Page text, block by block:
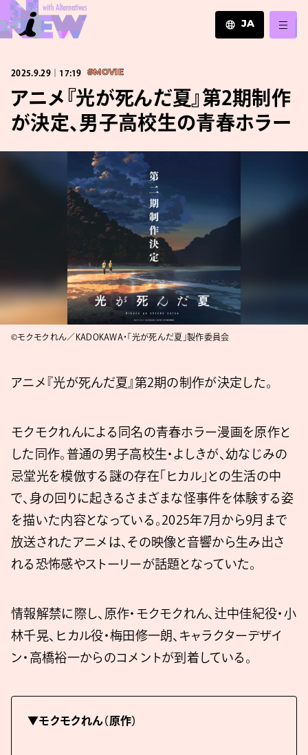
JA
ZH
2025.9.29｜17:19 #MOVIE
アニメ『光が死んだ夏』第2期制作
が決定、男子高校生の青春ホラー
©モクモクれん／KADOKAWA・「光が死んだ夏」製作委員会
アニメ『光が死んだ夏』第2期の制作が決定した。
モクモクれんによる同名の青春ホラー漫画を原作と
した同作。普通の男子高校生・よしきが、幼なじみの
忌堂光を模倣する謎の存在「ヒカル」との生活の中
で、身の回りに起きるさまざまな怪事件を体験する姿
を描いた内容となっている。2025年7月から9月まで
放送されたアニメは、その映像と音響から生み出さ
れる恐怖感やストーリーが話題となっていた。
情報解禁に際し、原作・モクモクれん、辻中佳紀役・小
林千晃、ヒカル役・梅田修一朗、キャラクターデザイ
ン・高橋裕一からのコメントが到着している。
▼モクモクれん（原作）